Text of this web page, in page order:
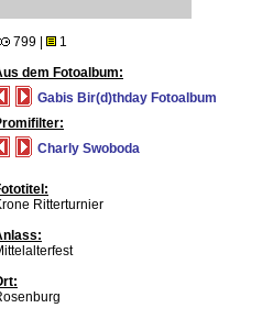
799 |
1
dem Fotoalbum:
Gabis Bir(d)thday Fotoalbum
Charly Swoboda
Ritterturnier